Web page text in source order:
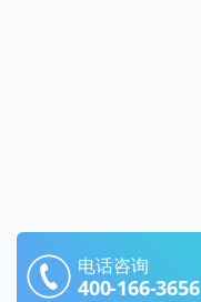
电话咨询
400-166-3656